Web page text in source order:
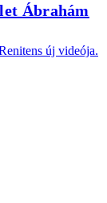
Ábrahám
új videója.